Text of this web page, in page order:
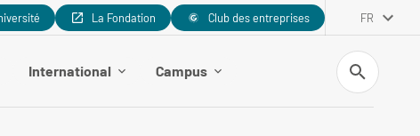
La Fondation Club des entreprises FR
International Campus
Recherche